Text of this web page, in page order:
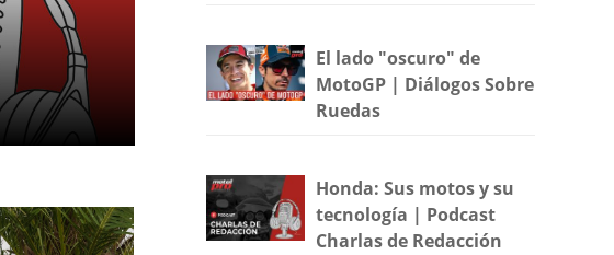
El lado "oscuro" de
MotoGP | Diálogos Sobre
Ruedas
Honda: Sus motos y su
tecnología | Podcast
Charlas de Redacción